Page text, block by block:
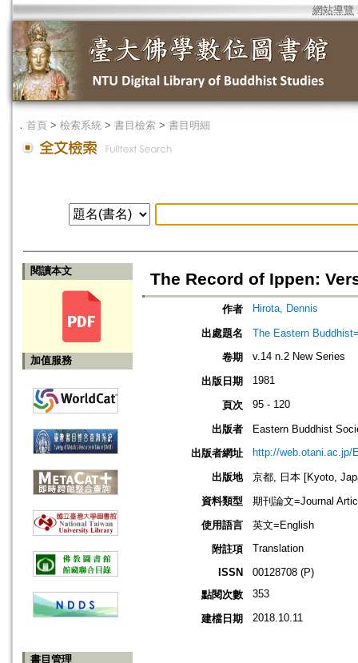
網站導覽
． 首頁 > 檢索系統 > 書目檢索 > 書目明細
閱讀本文
加值服務
書目管理
The Record of Ippen:
作者 Hirota, Dennis
出處題名
The Eastern
卷期
v.14 n.2 New Series
出版日期 1981
頁次 95 - 120
出版者
Eastern Buddhist
出版者網址
http://web.otani.ac.jp/
出版地
京都, 日本 [Kyoto,
資料類型
期刊論文=Journal
使用語言
英文=English
附註項
Translation
ISSN
00128708 (P)
點閱次數
353
建檔日期 2018.10.11